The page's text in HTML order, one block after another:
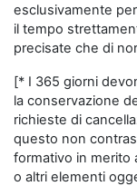
esclusivamente
il tempo
precisate che di
[* I 365 giorni
la conservazione
richieste di
questo non
formativo in merito
o altri elementi